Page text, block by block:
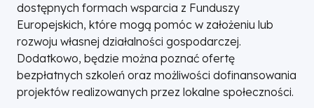
dostępnych formach wsparcia z Funduszy
Europejskich, które mogą pomóc w założeniu lub
rozwoju własnej działalności gospodarczej.
Dodatkowo, będzie można poznać ofertę
bezpłatnych szkoleń oraz możliwości dofinansowania
projektów realizowanych przez lokalne społeczności.